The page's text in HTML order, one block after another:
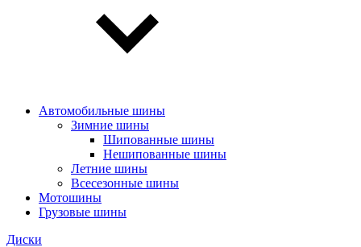
Автомобильные шины
Зимние шины
Шипованные шины
Нешипованные шины
Летние шины
Всесезонные шины
Мотошины
Грузовые шины
Диски